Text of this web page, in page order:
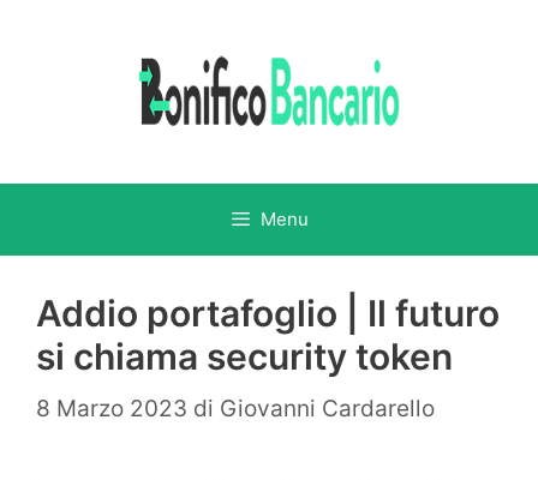
Menu
Addio portafoglio | Il futuro
si chiama security token
8 Marzo 2023 di Giovanni Cardarello